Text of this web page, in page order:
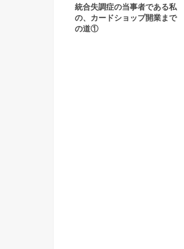
統合失調症の当事者である私
の、カードショップ開業まで
の道①